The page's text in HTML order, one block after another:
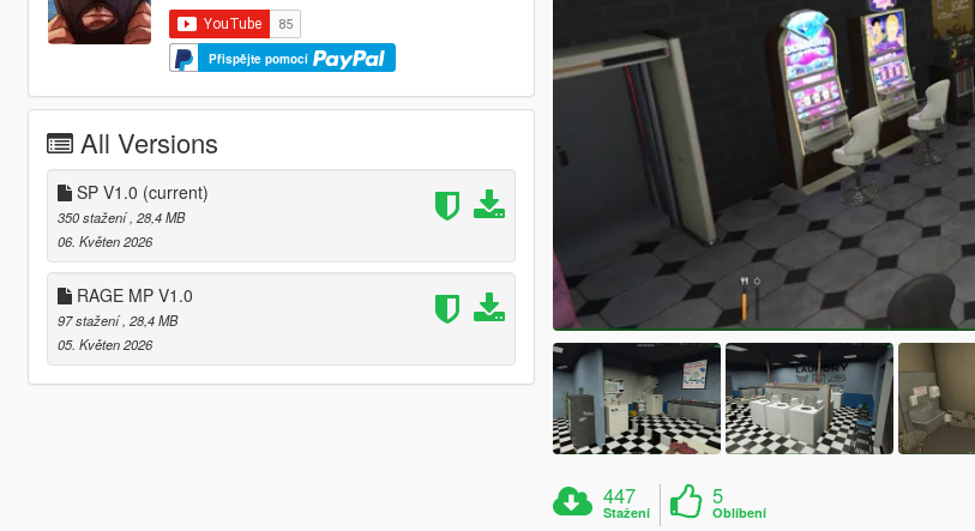
Přispějte pomocí
All Versions
SP V1.0 (current)
350 stažení , 28,4 MB
06. Květen 2026
RAGE MP V1.0
97 stažení , 28,4 MB
05. Květen 2026
447
Stažení
5
Oblíbení